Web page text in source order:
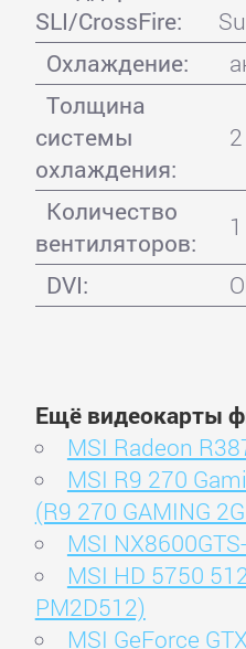
SLI/CrossFire:
Охлаждение:
Толщина
системы
охлаждения:
Количество
вентиляторов:
1
DVI:
Ещё видеокарты
MSI Radeon
MSI R9 270
(R9 270 GAMING
MSI
MSI HD 5750
PM2D512)
MSI GeForce